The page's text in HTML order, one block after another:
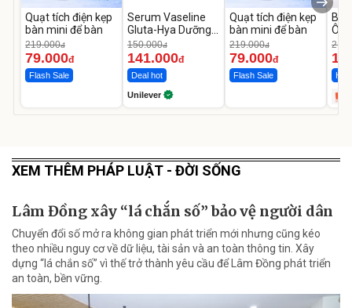
Quạt tích điện kẹp
bàn mini để bàn
219.000đ
79.000đ
Flash Sale
Serum Vaseline
Gluta-Hya Dưỡng
Da Sáng Mịn Sau 7
Ngày
150.000đ
141.000đ
Deal hot
Unilever
Quạt tích điện kẹp
bàn mini để bàn
219.000đ
79.000đ
Flash Sale
Ô
Hot
XEM THÊM PHÁP LUẬT - ĐỜI SỐNG
Lâm Đồng xây “lá chắn số” bảo vệ người dân
Chuyển đổi số mở ra không gian phát triển mới nhưng cũng kéo
theo nhiều nguy cơ về dữ liệu, tài sản và an toàn thông tin. Xây
dựng “lá chắn số” vì thế trở thành yêu cầu để Lâm Đồng phát triển
an toàn, bền vững.